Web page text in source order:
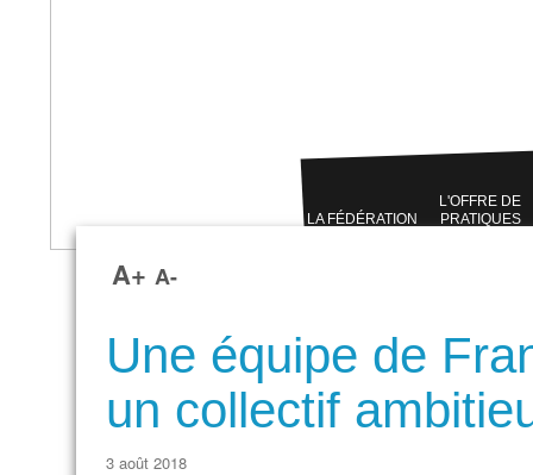
LA FÉDÉRATION
L'OFFRE DE
PRATIQUES
A+ A-
Une équipe de
un collectif
3 août 2018